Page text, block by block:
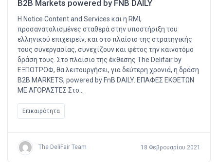
B2B Markets powered by FNB DAILY
Η Notice Content and Services και η RMI,
προσανατολισμένες σταθερά στην υποστήριξη του
ελληνικού επιχειρείν, και στο πλαίσιο της στρατηγικής
τους συνεργασίας, συνεχίζουν και φέτος την καινοτόμο
δράση τους. Στο πλαίσιο της έκθεσης The Delifair by
ΕΞΠΟΤΡΟΦ, θα λειτουργήσει, για δεύτερη χρονιά, η δράση
B2B MARKETS, powered by FnB DAILY. ΕΠΑΦΕΣ ΕΚΘΕΤΩΝ
ΜΕ ΑΓΟΡΑΣΤΕΣ Στο…
Επικαιρότητα
The DeliFair Team 18 Φεβρουαρίου 2021